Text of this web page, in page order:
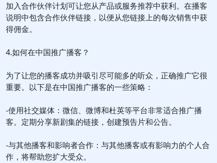
加入合作伙伴计划可让您从产品或服务推荐中获利。在播客
说明中包含合作伙伴链接，以便从您链接上的每次销售中获
得佣金。
4.如何在中国推广播客？
为了让您的播客成功并吸引尽可能多的听众，正确推广它很
重要。以下是在中国推广播客的一些策略：
-使用社交媒体：微信、微博和杜英等平台非常适合推广播
客。定期分享新剧集的链接，创建预告片和公告。
-与其他播客和影响者合作：与其他播客或有影响力的个人合
作，将帮助您扩大受众。